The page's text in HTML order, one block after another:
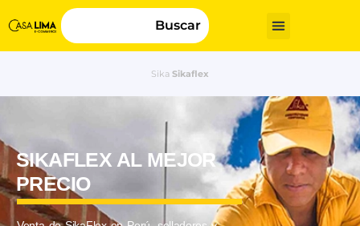
Buscar
Sika Sikaflex
SIKAFLEX AL MEJOR
PRECIO